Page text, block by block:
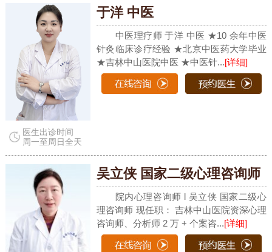
医生出诊时间
周一至周日全天
于洋 中医
中医理疗师 于洋 中医 ★10 余年中医
针灸临床诊疗经验 ★北京中医药大学毕业
★吉林中山医院中医 ★中医针...[详细]
吴立侠 国家二级心理咨询师
院内心理咨询师 l 吴立侠 国家二级心
理咨询师 现任职： 吉林中山医院资深心理
咨询师、分析师 2 万 + 个案咨...[详细]